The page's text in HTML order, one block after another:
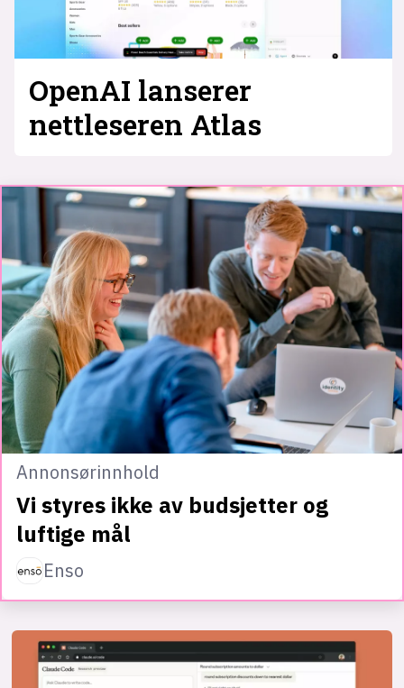
OpenAI lanserer
nettleseren Atlas
Annonsørinnhold
Vi styres ikke av budsjetter og
luftige mål
Enso